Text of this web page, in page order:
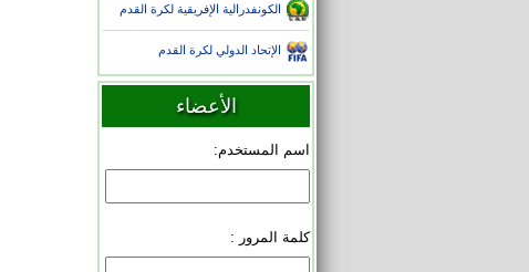
الكونفدرالية الإفريقية لكرة القدم
الإتحاد الدولي لكرة القدم
الأعضاء
اسم المستخدم:
كلمة المرور :